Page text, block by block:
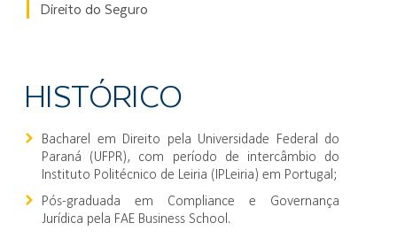
HISTÓRICO
Bacharel em Direito pela Universidade Federal do
Paraná (UFPR), com período de intercâmbio do
Instituto Politécnico de Leiria (IPLeiria) em Portugal;
Pós-graduada em Compliance e Governança
Jurídica pela FAE Business School.
Direito do Seguro